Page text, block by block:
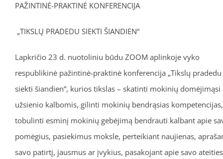
PAŽINTINĖ-PRAKTINĖ KONFERENCIJA
„TIKSLŲ PRADEDU SIEKTI ŠIANDIEN“
Lapkričio 23 d. nuotoliniu būdu ZOOM aplinkoje vyko
respublikinė pažintinė-praktinė konferencija „Tikslų pradedu
siekti šiandien“, kurios tikslas – skatinti mokinių domėjimąsi
užsienio kalbomis, gilinti mokinių bendrąsias kompetencijas,
tobulinti esminį mokinių gebėjimą bendrauti kalbant apie
pomėgius, pasiekimus moksle, perteikiant naujienas,
savo patirtį, jausmus ar įvykius, pasakojant apie savo ateities